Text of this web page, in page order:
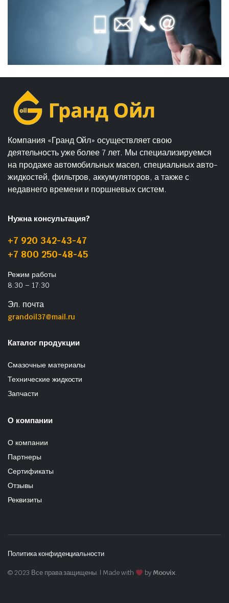
Компания «Гранд Ойл» осуществляет свою
деятельность уже более 7 лет. Мы специализируемся
на продаже автомобильных масел, специальных авто-
жидкостей, фильтров, аккумуляторов, а также с
недавнего времени и поршневых систем.
Нужна консультация?
+7 920 342-43-47
+7 800 250-48-45
Режим работы
8:30 – 17:30
Эл. почта
grandoil37@mail.ru
Каталог продукции
Смазочные материалы
Технические жидкости
Запчасти
О компании
О компании
Партнеры
Сертификаты
Отзывы
Реквизиты
Политика конфиденциальности
© 2023 Все права защищены. | Made with by Moovix.